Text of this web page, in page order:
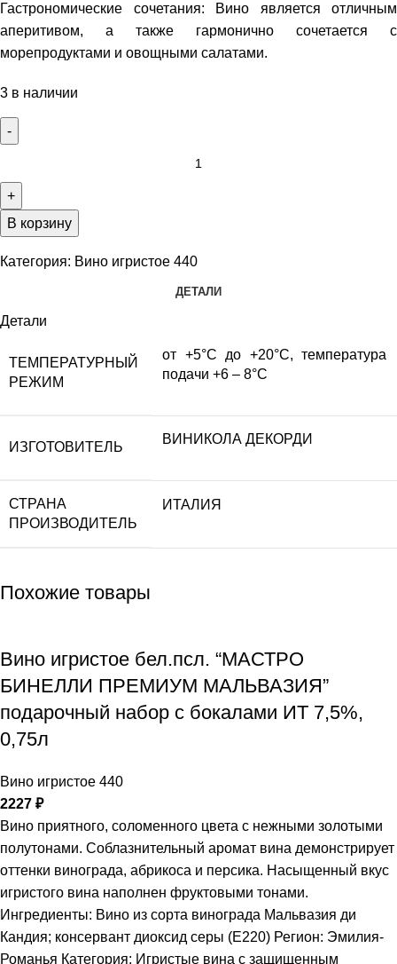
Гастрономические сочетания: Вино является отличным
аперитивом, а также гармонично сочетается с
морепродуктами и овощными салатами.
3 в наличии
В корзину
Категория: Вино игристое 440
ДЕТАЛИ
Детали
ТЕМПЕРАТУРНЫЙ
РЕЖИМ
от +5°С до +20°С, температура
подачи +6 – 8°С
ИЗГОТОВИТЕЛЬ
ВИНИКОЛА ДЕКОРДИ
СТРАНА
ПРОИЗВОДИТЕЛЬ
ИТАЛИЯ
Похожие товары
Вино игристое бел.псл. “МАСТРО
БИНЕЛЛИ ПРЕМИУМ МАЛЬВАЗИЯ”
подарочный набор с бокалами ИТ 7,5%,
0,75л
Вино игристое 440
2227 ₽
Вино приятного, соломенного цвета с нежными золотыми
полутонами. Соблазнительный аромат вина демонстрирует
оттенки винограда, абрикоса и персика. Насыщенный вкус
игристого вина наполнен фруктовыми тонами.
Ингредиенты: Вино из сорта винограда Мальвазия ди
Кандия; консервант диоксид серы (Е220) Регион: Эмилия-
Романья Категория: Игристые вина с защищенным